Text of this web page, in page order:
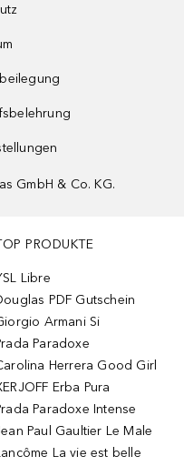
GmbH & Co. KG.
PRODUKTE
Libre
PDF Gutschein
Armani Si
Paradoxe
Herrera Good Girl
Erba Pura
Paradoxe Intense
Paul Gaultier Le Male
La vie est belle